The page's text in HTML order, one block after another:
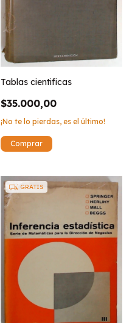
Tablas cientificas
$35.000,00
¡No te lo pierdas, es el último!
GRATIS